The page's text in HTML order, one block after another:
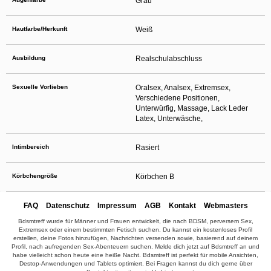
Hautfarbe/Herkunft Weiß
Ausbildung Realschulabschluss
Sexuelle Vorlieben
Oralsex, Analsex, Extremsex,
Verschiedene Positionen,
Unterwürfig, Massage, Lack Leder
Latex, Unterwäsche,
Intimbereich Rasiert
Körbchengröße Körbchen B
FAQ Datenschutz Impressum AGB Kontakt Webmasters
Bdsmtreff wurde für Männer und Frauen entwickelt, die nach BDSM, perversem Sex,
Extremsex oder einem bestimmten Fetisch suchen. Du kannst ein kostenloses Profil
erstellen, deine Fotos hinzufügen, Nachrichten versenden sowie, basierend auf deinem
Profil, nach aufregenden Sex-Abenteuern suchen. Melde dich jetzt auf Bdsmtreff an und
habe vielleicht schon heute eine heiße Nacht. Bdsmtreff ist perfekt für mobile Ansichten,
Destop-Anwendungen und Tablets optimiert. Bei Fragen kannst du dich gerne über